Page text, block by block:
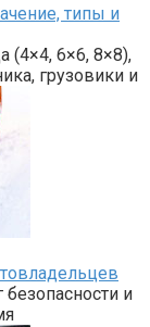
типы и
(4×4, 6×6, 8×8),
грузовики и
и